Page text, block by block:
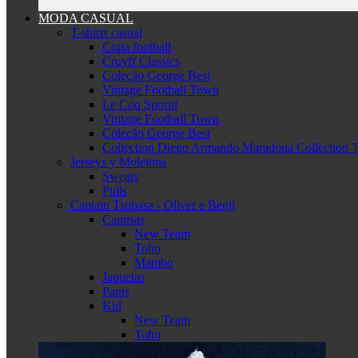
MODA CASUAL
T-shirts casual
Copa football
Cruyff Classics
Coleção George Best
Vintage Football Town
Le Coq Sportif
Vintage Football Town
Coleção George Best
Collection Diego Armando Maradona Collection
Jerseys y Moletons
Sweats
Pulls
Captain Tsubasa - Oliver e Benji
Camisas
New Team
Toho
Mambo
Jaquetas
Pants
Kid
New Team
Toho